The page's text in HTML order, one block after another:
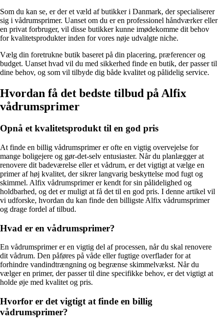
Som du kan se, er der et væld af butikker i Danmark, der specialiserer
sig i vådrumsprimer. Uanset om du er en professionel håndværker eller
en privat forbruger, vil disse butikker kunne imødekomme dit behov
for kvalitetsprodukter inden for vores nøje udvalgte niche.
Vælg din foretrukne butik baseret på din placering, præferencer og
budget. Uanset hvad vil du med sikkerhed finde en butik, der passer til
dine behov, og som vil tilbyde dig både kvalitet og pålidelig service.
Hvordan få det bedste tilbud på Alfix
vådrumsprimer
Opnå et kvalitetsprodukt til en god pris
At finde en billig vådrumsprimer er ofte en vigtig overvejelse for
mange boligejere og gør-det-selv entusiaster. Når du planlægger at
renovere dit badeværelse eller et vådrum, er det vigtigt at vælge en
primer af høj kvalitet, der sikrer langvarig beskyttelse mod fugt og
skimmel. Alfix vådrumsprimer er kendt for sin pålidelighed og
holdbarhed, og det er muligt at få det til en god pris. I denne artikel vil
vi udforske, hvordan du kan finde den billigste Alfix vådrumsprimer
og drage fordel af tilbud.
Hvad er en vådrumsprimer?
En vådrumsprimer er en vigtig del af processen, når du skal renovere
dit vådrum. Den påføres på våde eller fugtige overflader for at
forhindre vandindtrængning og begrænse skimmelvækst. Når du
vælger en primer, der passer til dine specifikke behov, er det vigtigt at
holde øje med kvalitet og pris.
Hvorfor er det vigtigt at finde en billig
vådrumsprimer?